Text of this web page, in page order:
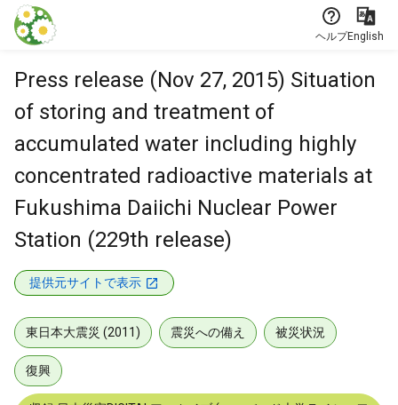
本文に飛ぶ
ヘルプEnglish
Press release (Nov 27, 2015) Situation
of storing and treatment of
accumulated water including highly
concentrated radioactive materials at
Fukushima Daiichi Nuclear Power
Station (229th release)
提供元サイトで表示
東日本大震災 (2011) 震災への備え 被災状況
復興